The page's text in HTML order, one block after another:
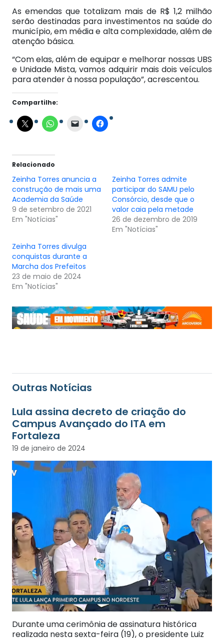
As emendas que totalizam mais de R$ 1,2 milhão
serão destinadas para investimentos na saúde do
município, em média e alta complexidade, além de
atenção básica.
“Com elas, além de equipar e melhorar nossas UBS
e Unidade Mista, vamos adquirir mais dois veículos
para atender à nossa população”, acrescentou.
Compartilhe:
Relacionado
Zeinha Torres anuncia a
construção de mais uma
Academia da Saúde
9 de setembro de 2021
Em "Notícias"
Zeinha Torres admite
participar do SAMU pelo
Consórcio, desde que o
valor caia pela metade
26 de dezembro de 2019
Em "Notícias"
Zeinha Torres divulga
conquistas durante a
Marcha dos Prefeitos
23 de maio de 2024
Em "Notícias"
Outras Notícias
Lula assina decreto de criação do
Campus Avançado do ITA em
Fortaleza
19 de janeiro de 2024
Durante uma cerimônia de assinatura histórica
realizada nesta sexta-feira (19), o presidente Luiz